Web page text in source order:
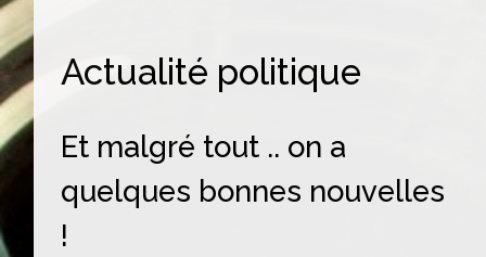
Actualité politique
Et malgré tout .. on a
quelques bonnes nouvelles
!